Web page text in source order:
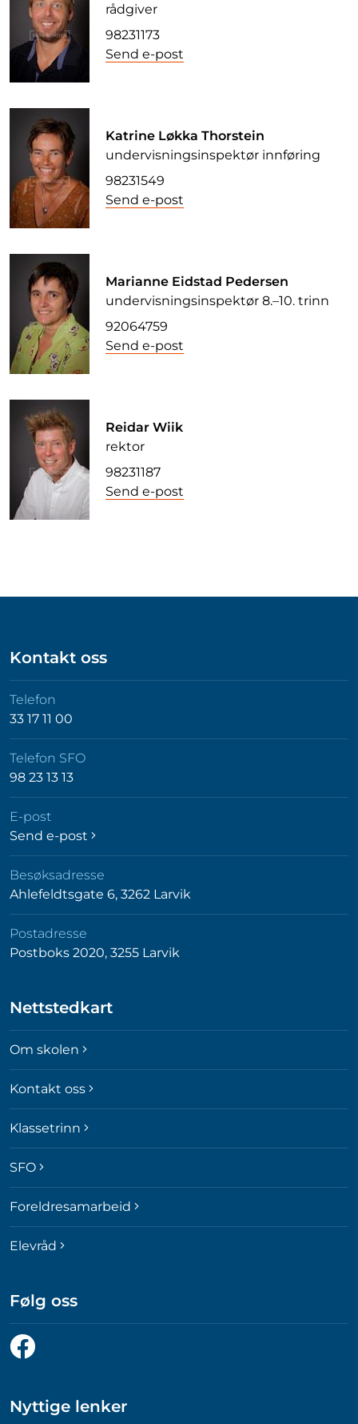
rådgiver
98231173
Send e-post
Katrine Løkka Thorstein
undervisningsinspektør innføring
98231549
Send e-post
Marianne Eidstad Pedersen
undervisningsinspektør 8.–10. trinn
92064759
Send e-post
Reidar Wiik
rektor
98231187
Send e-post
Kontakt oss
Telefon
33 17 11 00
Telefon SFO
98 23 13 13
E-post
Send e-post
Besøksadresse
Ahlefeldtsgate 6, 3262 Larvik
Postadresse
Postboks 2020, 3255 Larvik
Nettstedkart
Om skolen
Kontakt oss
Klassetrinn
SFO
Foreldresamarbeid
Elevråd
Følg oss
Følg
oss
Facebook
Nyttige lenker